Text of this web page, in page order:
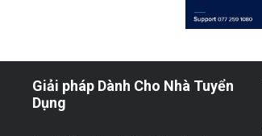
Giải pháp Dành Cho Nhà Tuyển
Dụng